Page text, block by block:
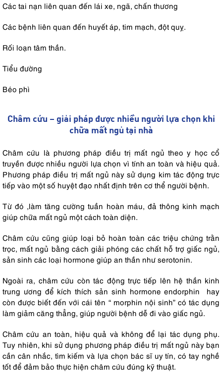
Các tai nạn liên quan đến lái xe, ngã, chấn thương
Các bệnh liên quan đến huyết áp, tim mạch, đột quỵ.
Rối loạn tâm thần.
Tiểu đường
Béo phì
Châm cứu – giải pháp được nhiều người lựa chọn khi
chữa mất ngủ tại nhà
Châm cứu là phương pháp điều trị mất ngủ theo y học cổ
truyền được nhiều người lựa chọn vì tính an toàn và hiệu quả.
Phương pháp điều trị mất ngủ này sử dụng kim tác động trực
tiếp vào một số huyệt đạo nhất định trên cơ thể người bệnh.
Từ đó ,làm tăng cường tuần hoàn máu, đả thông kinh mạch
giúp chữa mất ngủ một cách toàn diện.
Châm cứu cũng giúp loại bỏ hoàn toàn các triệu chứng trằn
trọc, mất ngủ bằng cách giải phóng các chất hỗ trợ giấc ngủ,
sản sinh các loại hormone giúp an thần như serotonin.
Ngoài ra, châm cứu còn tác động trực tiếp lên hệ thần kinh
trung ương để kích thích sản sinh hormone endorphin hay
còn được biết đến với cái tên “ morphin nội sinh” có tác dụng
làm giảm căng thẳng, giúp người bệnh dễ đi vào giấc ngủ.
Châm cứu an toàn, hiệu quả và không để lại tác dụng phụ.
Tuy nhiên, khi sử dụng phương pháp điều trị mất ngủ này bạn
cần cân nhắc, tìm kiếm và lựa chọn bác sĩ uy tín, có tay nghề
tốt để đảm bảo thực hiện châm cứu đúng kỹ thuật.